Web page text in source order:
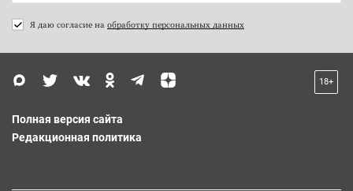
Я даю согласие на обработку персональных данных
18+
Полная версия сайта
Редакционная политика